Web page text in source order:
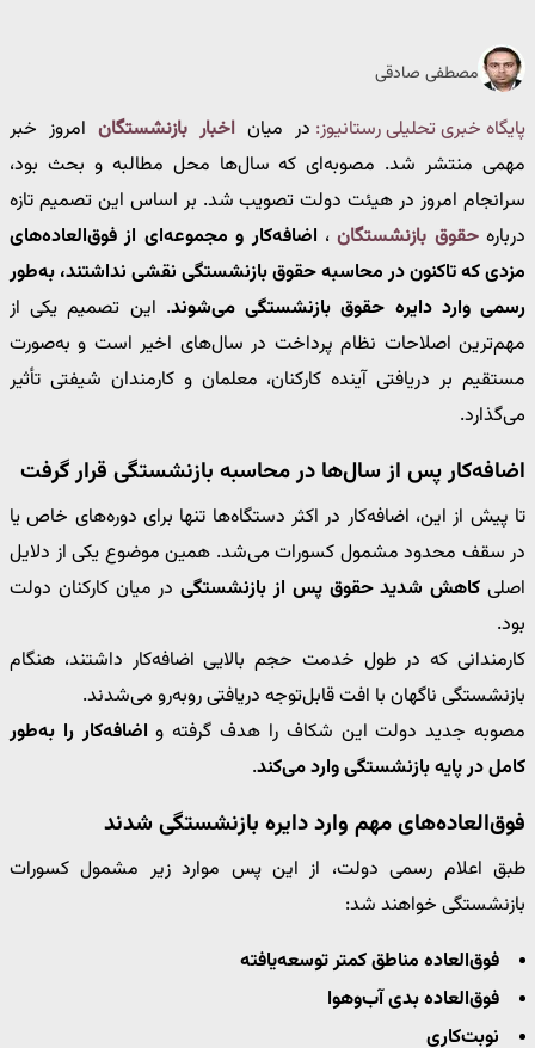
مصطفی صادقی
پایگاه خبری تحلیلی رستانیوز: در میان اخبار بازنشستگان امروز خبر
مهمی منتشر شد. مصوبه‌ای که سال‌ها محل مطالبه و بحث بود،
سرانجام امروز در هیئت دولت تصویب شد. بر اساس این تصمیم تازه
دربارهحقوق بازنشستگان، اضافه‌کار و مجموعه‌ای از فوق‌العاده‌های
مزدی که تاکنون در محاسبه حقوق بازنشستگی نقشی نداشتند، به‌طور
رسمی وارد دایره حقوق بازنشستگی می‌شوند. این تصمیم یکی از
مهم‌ترین اصلاحات نظام پرداخت در سال‌های اخیر است و به‌صورت
مستقیم بر دریافتی آینده کارکنان، معلمان و کارمندان شیفتی تأثیر
می‌گذارد.
اضافه‌کار پس از سال‌ها در محاسبه بازنشستگی قرار گرفت
تا پیش از این، اضافه‌کار در اکثر دستگاه‌ها تنها برای دوره‌های خاص یا
در سقف محدود مشمول کسورات می‌شد. همین موضوع یکی از دلایل
اصلی کاهش شدید حقوق پس از بازنشستگیدر میان کارکنان دولت
بود.
کارمندانی که در طول خدمت حجم بالایی اضافه‌کار داشتند، هنگام
بازنشستگی ناگهان با افت قابل‌توجه دریافتی روبه‌رو می‌شدند.
مصوبه جدید دولت این شکاف را هدف گرفته و اضافه‌کار را به‌طور
کامل در پایه بازنشستگی وارد می‌کند.
فوق‌العاده‌های مهم وارد دایره بازنشستگی شدند
طبق اعلام رسمی دولت، از این پس موارد زیر مشمول کسورات
بازنشستگی خواهند شد:
فوق‌العاده مناطق کمتر توسعه‌یافته
فوق‌العاده بدی آب‌وهوا
نوبت‌کاری